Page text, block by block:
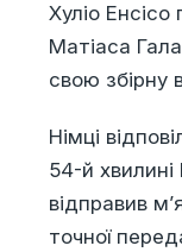
Хуліо
Матіаса
свою збірну
Німці
54-й
відправив
точної